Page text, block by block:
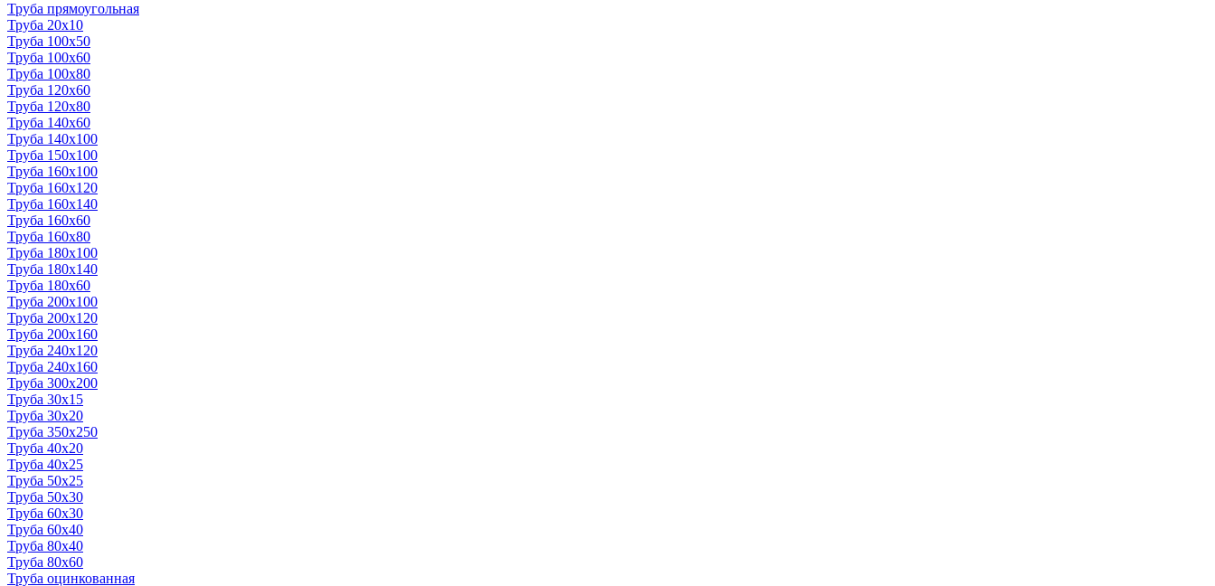
Труба прямоугольная
Труба 20x10
Труба 100x50
Труба 100x60
Труба 100x80
Труба 120x60
Труба 120x80
Труба 140x60
Труба 140x100
Труба 150x100
Труба 160x100
Труба 160x120
Труба 160x140
Труба 160x60
Труба 160x80
Труба 180x100
Труба 180x140
Труба 180x60
Труба 200x100
Труба 200x120
Труба 200x160
Труба 240x120
Труба 240x160
Труба 300x200
Труба 30x15
Труба 30x20
Труба 350x250
Труба 40x20
Труба 40x25
Труба 50x25
Труба 50x30
Труба 60x30
Труба 60x40
Труба 80x40
Труба 80x60
Труба оцинкованная